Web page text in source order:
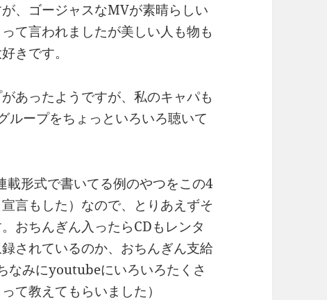
、ゴージャスなMVが素晴らしい
て言われましたが美しい人も物も
きです。
あったようですが、私のキャパも
ループをちょっといろいろ聴いて
形式で書いてる例のやつをこの4
言もした）なので、とりあえずそ
おちんぎん入ったらCDもレンタ
されているのか、おちんぎん支給
なみにyoutubeにいろいろたくさ
て教えてもらいました）